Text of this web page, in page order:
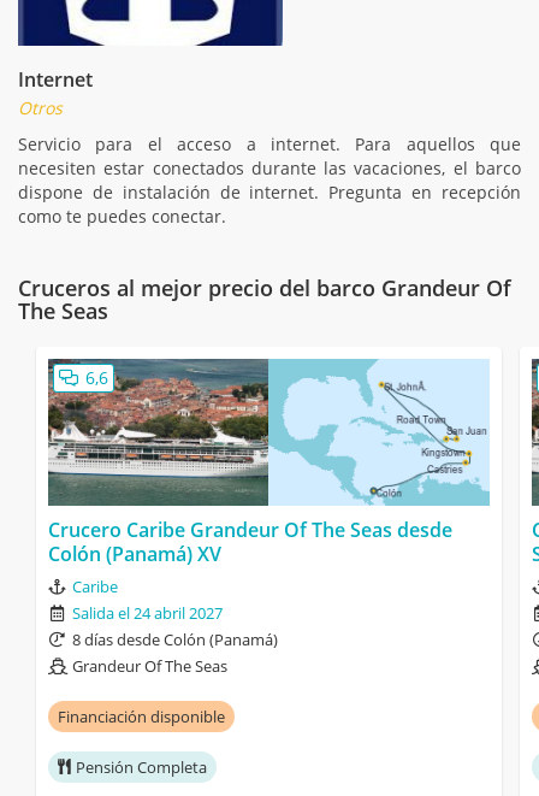
Internet
Otros
Servicio para el acceso a internet. Para aquellos que
necesiten estar conectados durante las vacaciones, el barco
dispone de instalación de internet. Pregunta en recepción
como te puedes conectar.
Cruceros al mejor precio del barco Grandeur Of
The Seas
6,6
Crucero Caribe Grandeur Of The Seas desde
Colón (Panamá) XV
Caribe
Salida el 24 abril 2027
8 días desde Colón (Panamá)
Grandeur Of The Seas
Financiación disponible
Pensión Completa